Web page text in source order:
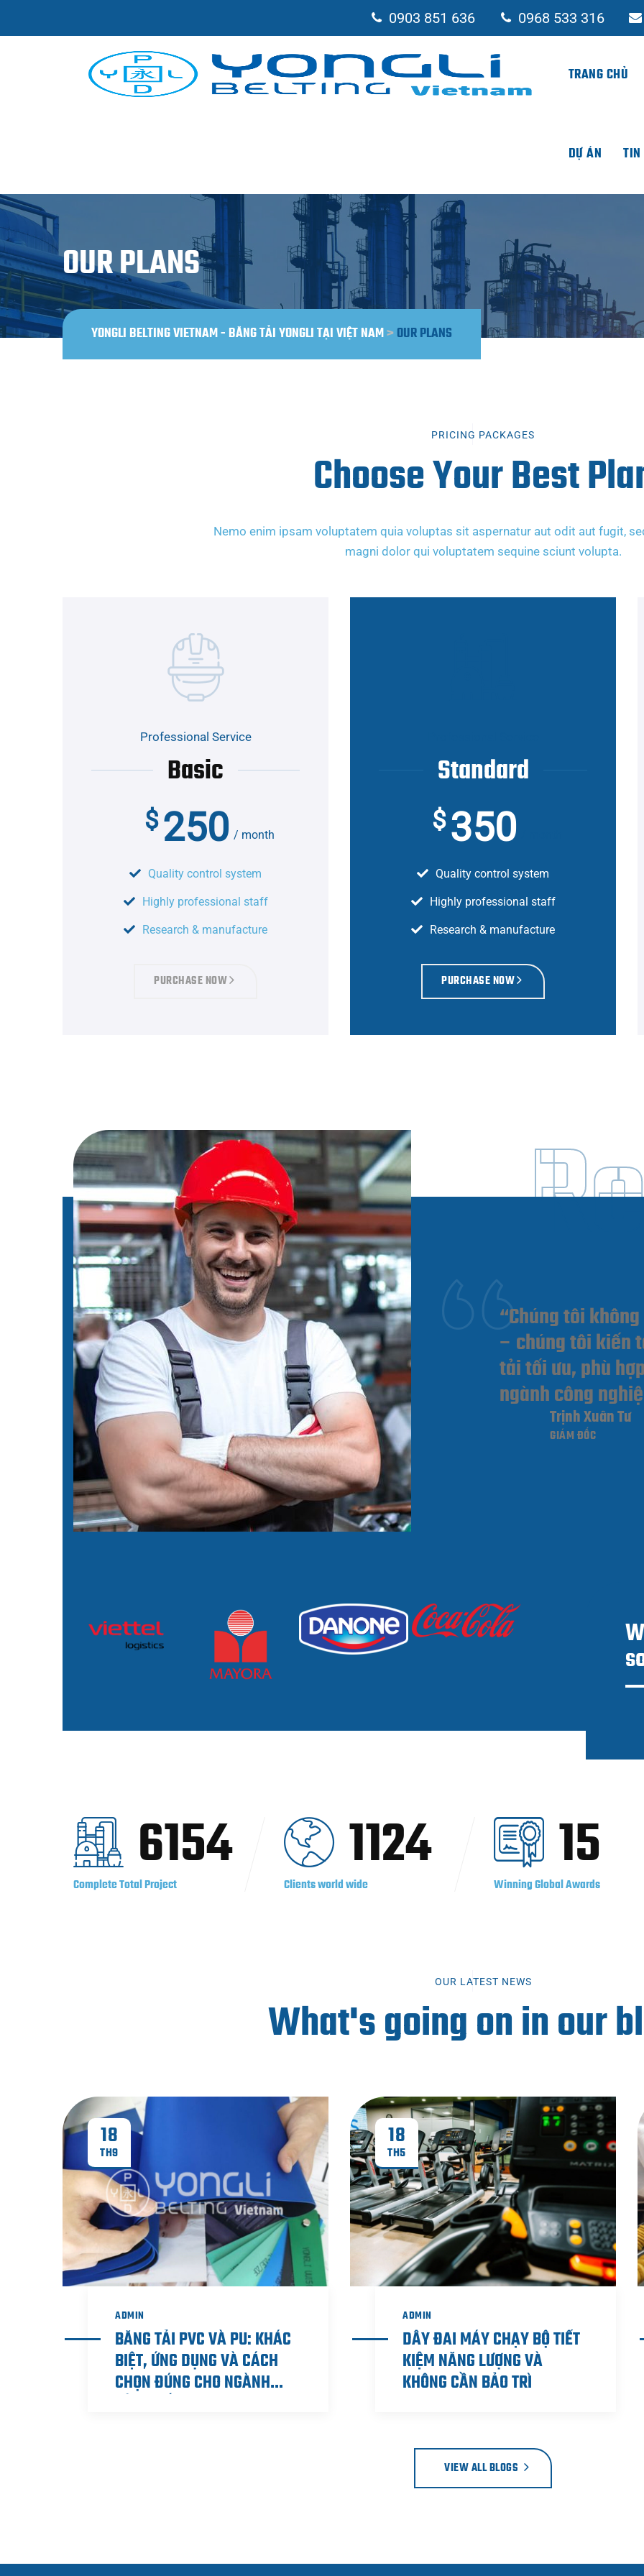
0903 851 636 0968 533 316
TRANG CHỦ
DỰ ÁN TIN
OUR PLANS
YONGLI BELTING VIETNAM - BĂNG TẢI YONGLI TẠI VIỆT NAM>OUR PLANS
PRICING PACKAGES
Choose Your Best
Nemo enim ipsam voluptatem quia voluptas sit aspernatur aut odit aut fugit,
magni dolor qui voluptatem sequine sciunt volupta.
Professional Service
Basic
$250 month
Quality control system
Highly professional staff
Research & manufacture
PURCHASE NOW
Standard
$350
Quality control system
Highly professional staff
Research & manufacture
PURCHASE NOW
“Chúng tôi
– chúng tôi kiến
tải tối ưu, phù
ngành công
là sự kết hợp
hiểu biết sâu
Trịnh Xuân Tư
GIÁM ĐỐC
6154
Complete Total Project 1124
Clients world wide 15
Winning Global Awards
OUR LATEST NEWS
What's going on in our
18
TH9
ADMIN
BĂNG TẢI PVC VÀ PU: KHÁC
BIỆT, ỨNG DỤNG VÀ CÁCH
CHỌN ĐÚNG CHO NGÀNH
18
TH5
ADMIN
DÂY ĐAI MÁY CHẠY BỘ TIẾT
KIỆM NĂNG LƯỢNG VÀ
KHÔNG CẦN BẢO TRÌ
VIEW ALL BLOGS